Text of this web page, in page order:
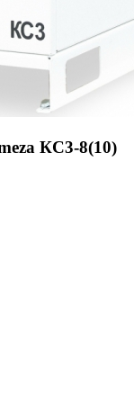
КС3-8(10)